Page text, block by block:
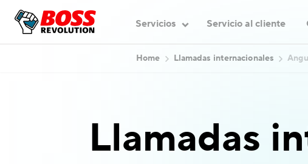
Servicios Servicio al cliente
Home Llamadas internacionales
Llamadas